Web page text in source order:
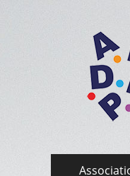
Menu